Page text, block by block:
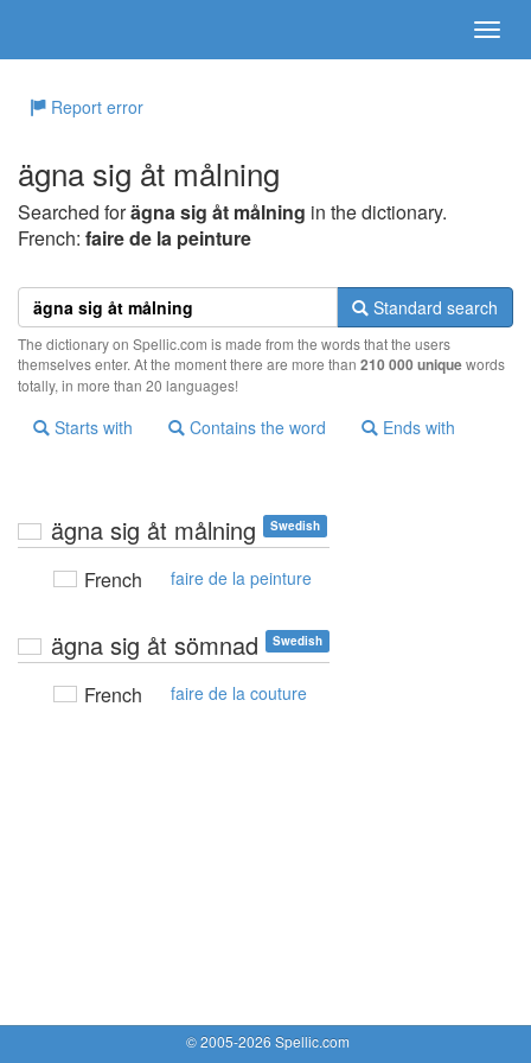
Report error
ägna sig åt målning
Searched forägna sig åt målning in the dictionary.
French: faire de la peinture
Standard search
The dictionary on Spellic.com is made from the words that the users
themselves enter. At the moment there are more than 210 000 uniquewords
totally, in more than 20 languages!
Starts with Contains the word Ends with
ägna sig åt målning Swedish
French faire de la peinture
ägna sig åt sömnad Swedish
French faire de la couture
© 2005-2026 Spellic.com